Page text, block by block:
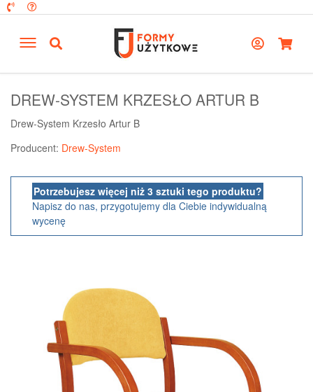
DREW-SYSTEM KRZESŁO ARTUR B
Drew-System Krzesło Artur B
Producent: Drew-System
Potrzebujesz więcej niż 3 sztuki tego produktu?
Napisz do nas, przygotujemy dla Ciebie indywidualną
wycenę